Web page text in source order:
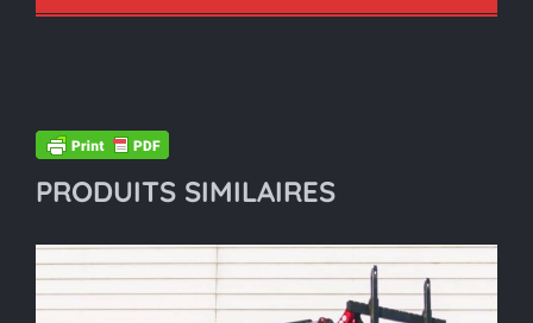
PRODUITS SIMILAIRES